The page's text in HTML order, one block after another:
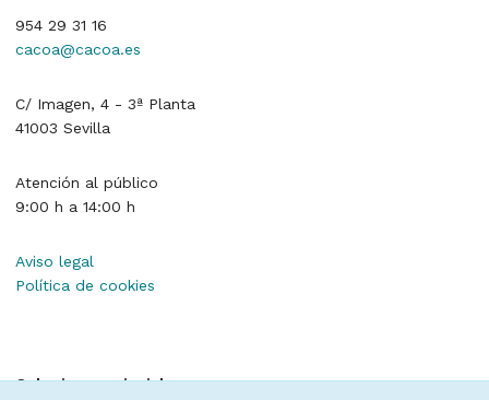
954 29 31 16
cacoa@cacoa.es
C/ Imagen, 4 - 3ª Planta
41003 Sevilla
Atención al público
9:00 h a 14:00 h
Aviso legal
Política de cookies
Colegios provinciales